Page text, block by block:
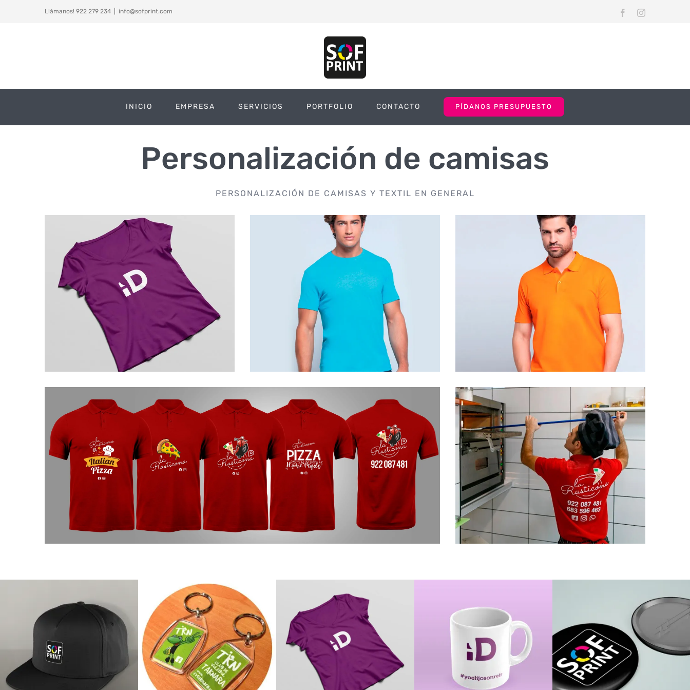
Llámanos! 922 279 234 info@sofprint.com FacebookInstagram
INICIO EMPRESA SERVICIOS PORTFOLIO CONTACTO PÍDANOS PRESUPUESTO
Personalización de camisas
PERSONALIZACIÓN DE CAMISAS Y TEXTIL EN GENERAL
Gorras
Personalización
Llaveros
personalizados
Personalización
Personalización
de camisas
Personalización
Sublimación
Personalización
Chapas
personalizadas
Personalización